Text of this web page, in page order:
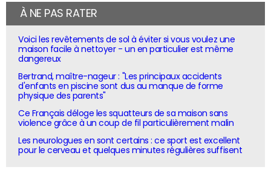
À NE PAS RATER
Voici les revêtements de sol à éviter si vous voulez une
maison facile à nettoyer - un en particulier est même
dangereux
Bertrand, maître-nageur : "Les principaux accidents
d'enfants en piscine sont dus au manque de forme
physique des parents"
Ce Français déloge les squatteurs de sa maison sans
violence grâce à un coup de fil particulièrement malin
Les neurologues en sont certains : ce sport est excellent
pour le cerveau et quelques minutes régulières suffisent